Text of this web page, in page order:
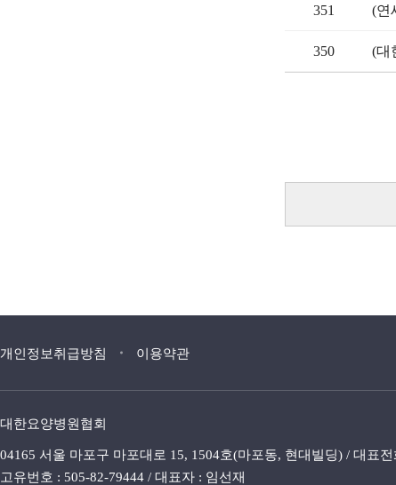
351 (연
350 (대
개인정보취급방침 이용약관
대한요양병원협회
04165 서울 마포구 마포대로 15, 1504호(마포동, 현대빌딩) / 대표
고유번호 : 505-82-79444 / 대표자 : 임선재